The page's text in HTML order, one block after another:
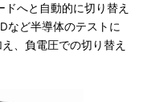
へと自動的に切り替え
など半導体のテストに
、負電圧での切り替え